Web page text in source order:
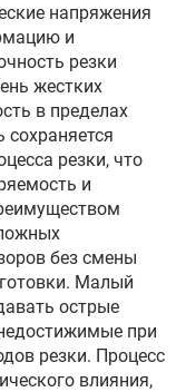
напряжения
и
резки
жестких
в пределах
резки, что
и
без смены
Малый
острые
при
резки. Процесс
влияния,